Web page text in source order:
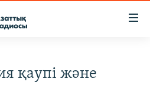
қаупі және